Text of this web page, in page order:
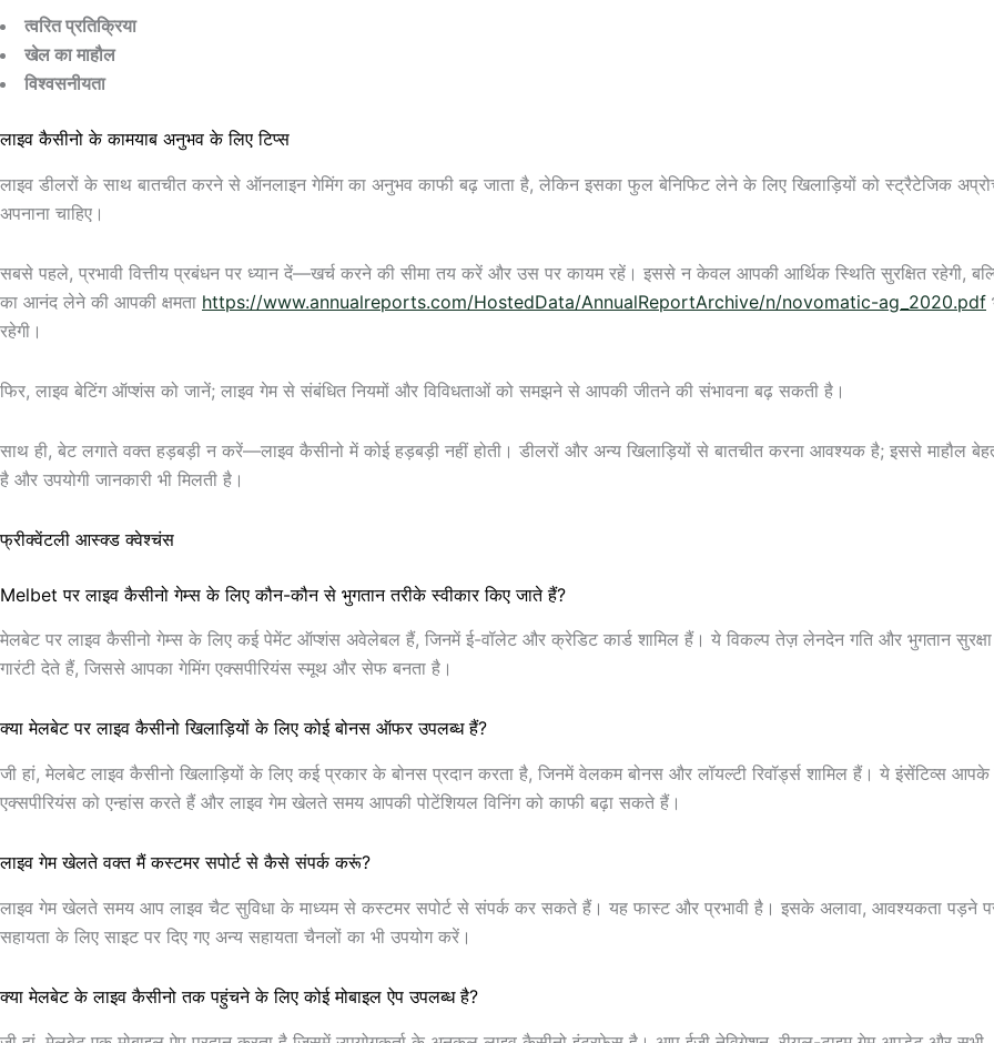
त्वरित प्रतिक्रिया
खेल का माहौल
विश्वसनीयता
लाइव कैसीनो के कामयाब अनुभव के लिए टिप्स
लाइव डीलरों के साथ बातचीत करने से ऑनलाइन गेमिंग का अनुभव काफी बढ़ जाता है, लेकिन इसका फुल बेनिफिट लेने के लिए खिलाड़ियों को स्ट्रैटेजिक
अपनाना चाहिए।
सबसे पहले, प्रभावी वित्तीय प्रबंधन पर ध्यान दें—खर्च करने की सीमा तय करें और उस पर कायम रहें। इससे न केवल आपकी आर्थिक स्थिति सुरक्षित रहेगी,
का आनंद लेने की आपकी क्षमता https://www.annualreports.com/HostedData/AnnualReportArchive/n/novomatic-ag_2020.pdf
रहेगी।
फिर, लाइव बेटिंग ऑप्शंस को जानें; लाइव गेम से संबंधित नियमों और विविधताओं को समझने से आपकी जीतने की संभावना बढ़ सकती है।
साथ ही, बेट लगाते वक्त हड़बड़ी न करें—लाइव कैसीनो में कोई हड़बड़ी नहीं होती। डीलरों और अन्य खिलाड़ियों से बातचीत करना आवश्यक है; इससे माहौल
है और उपयोगी जानकारी भी मिलती है।
फ्रीक्वेंटली आस्क्ड क्वेश्चंस
Melbet पर लाइव कैसीनो गेम्स के लिए कौन-कौन से भुगतान तरीके स्वीकार किए जाते हैं?
मेलबेट पर लाइव कैसीनो गेम्स के लिए कई पेमेंट ऑप्शंस अवेलेबल हैं, जिनमें ई-वॉलेट और क्रेडिट कार्ड शामिल हैं। ये विकल्प तेज़ लेनदेन गति और भुगतान
गारंटी देते हैं, जिससे आपका गेमिंग एक्सपीरियंस स्मूथ और सेफ बनता है।
क्या मेलबेट पर लाइव कैसीनो खिलाड़ियों के लिए कोई बोनस ऑफर उपलब्ध हैं?
जी हां, मेलबेट लाइव कैसीनो खिलाड़ियों के लिए कई प्रकार के बोनस प्रदान करता है, जिनमें वेलकम बोनस और लॉयल्टी रिवॉर्ड्स शामिल हैं। ये इंसेंटिव्स आपके
एक्सपीरियंस को एन्हांस करते हैं और लाइव गेम खेलते समय आपकी पोटेंशियल विनिंग को काफी बढ़ा सकते हैं।
लाइव गेम खेलते वक्त मैं कस्टमर सपोर्ट से कैसे संपर्क करूं?
लाइव गेम खेलते समय आप लाइव चैट सुविधा के माध्यम से कस्टमर सपोर्ट से संपर्क कर सकते हैं। यह फास्ट और प्रभावी है। इसके अलावा, आवश्यकता पड़ने
सहायता के लिए साइट पर दिए गए अन्य सहायता चैनलों का भी उपयोग करें।
क्या मेलबेट के लाइव कैसीनो तक पहुंचने के लिए कोई मोबाइल ऐप उपलब्ध है?